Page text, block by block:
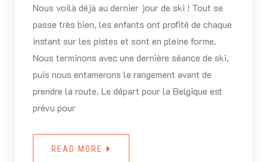
Nous voilà déjà au dernier jour de ski ! Tout se
passe très bien, les enfants ont profité de chaque
instant sur les pistes et sont en pleine forme.
Nous terminons avec une dernière séance de ski,
puis nous entamerons le rangement avant de
prendre la route. Le départ pour la Belgique est
prévu pour
READ MORE